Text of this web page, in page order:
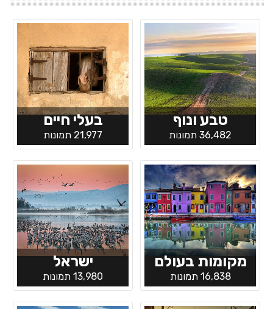
טבע ונוף
36,482 תמונות
בעלי חיים
21,977 תמונות
מקומות בעולם
16,838 תמונות
ישראל
13,980 תמונות